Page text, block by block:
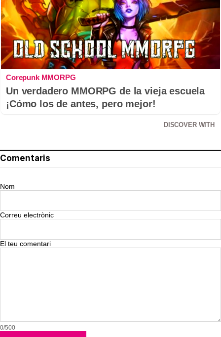
Corepunk MMORPG
Un verdadero MMORPG de la vieja escuela
¡Cómo los de antes, pero mejor!
DISCOVER WITH
Comentaris
Nom
Correu electrònic
El teu comentari
0/500